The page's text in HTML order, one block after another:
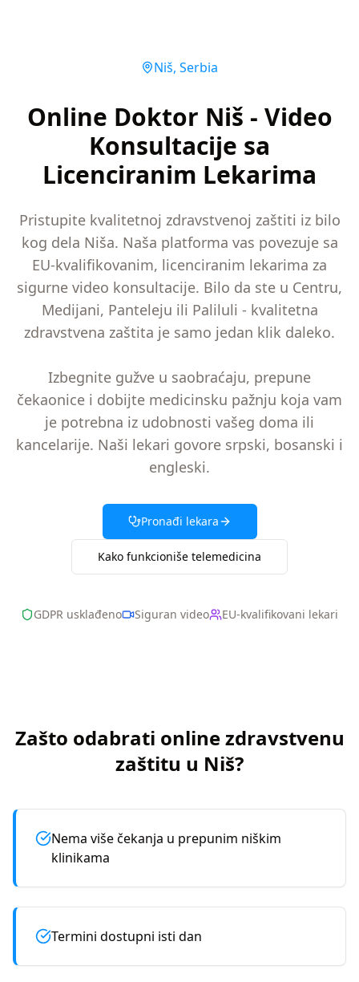
Niš, Serbia
Online Doktor Niš - Video
Konsultacije sa
Licenciranim Lekarima
Pristupite kvalitetnoj zdravstvenoj zaštiti iz bilo
kog dela Niša. Naša platforma vas povezuje sa
EU-kvalifikovanim, licenciranim lekarima za
sigurne video konsultacije. Bilo da ste u Centru,
Medijani, Panteleju ili Paliluli - kvalitetna
zdravstvena zaštita je samo jedan klik daleko.
Izbegnite gužve u saobraćaju, prepune
čekaonice i dobijte medicinsku pažnju koja vam
je potrebna iz udobnosti vašeg doma ili
kancelarije. Naši lekari govore srpski, bosanski i
engleski.
Pronađi lekara
Kako funkcioniše telemedicina
GDPR usklađeno Siguran video EU-kvalifikovani lekari
Zašto odabrati online zdravstvenu
zaštitu u Niš?
Nema više čekanja u prepunim niškim
klinikama
Termini dostupni isti dan